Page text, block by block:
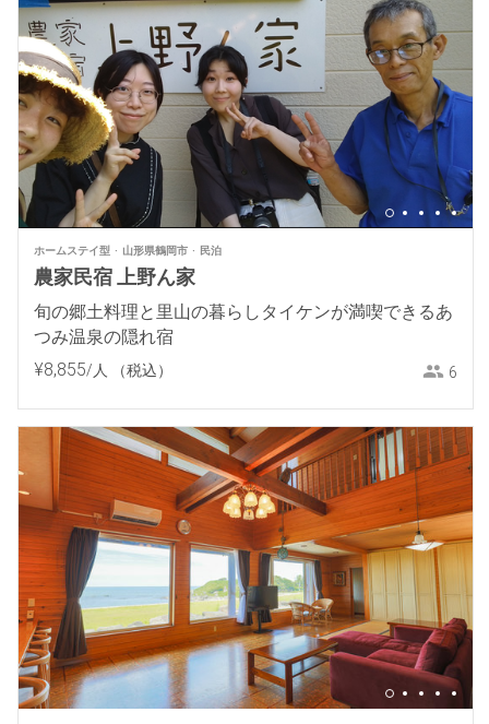
ホームステイ型 山形県鶴岡市 民泊
農家民宿 上野ん家
旬の郷土料理と里山の暮らしタイケンが満喫できるあ
つみ温泉の隠れ宿
¥8,855/人 （税込） 6